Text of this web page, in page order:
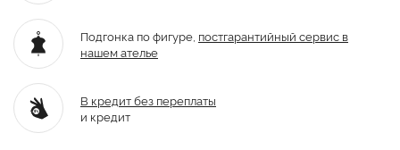
Подгонка по фигуре, постгарантийный сервис в
нашем ателье
В кредит без переплаты
и кредит